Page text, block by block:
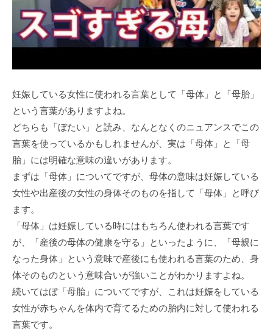
妊娠している女性に使われる言葉として「母体」と「母胎」
という言葉がありますよね。
どちらも「ぼたい」と読み、なんとなくのニュアンスでこの
言葉を使っているかもしれませんが、実は「母体」と「母
胎」には明確な意味の違いがあります。
まずは「母体」についてですが、母体の意味は妊娠している
女性や出産後の女性の身体そのものを指して「母体」と呼び
ます。
「母体」は妊娠している時にはもちろん使われる言葉です
が、「産後の母体の健康を守る」といったように、「母親に
なった身体」という意味で産後にも使われる言葉のため、身
体そのものという意味合いが強いことがわかりますよね。
続いてはぼ「母胎」についてですが、これは妊娠をしている
女性が赤ちゃんを体内で育てるための胎内に対して使われる
言葉です。